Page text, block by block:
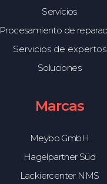
Servicios
Procesamiento de
Servicios de expertos
Soluciones
Marcas
Meybo GmbH
Hagelpartner Süd
Lackiercenter NMS